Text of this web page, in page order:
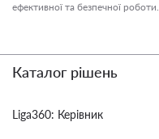
ефективної та безпечної роботи.
Каталог рішень
Liga360: Керівник